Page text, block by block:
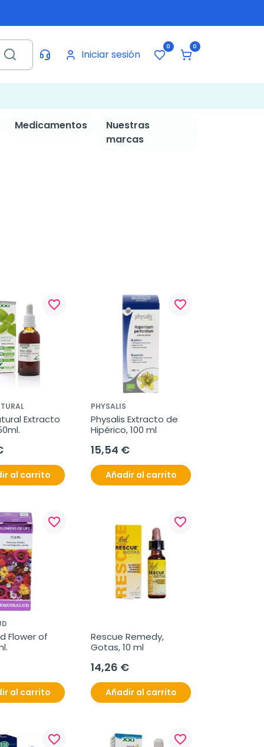
Iniciar sesión
0 0
Medicamentos
Nuestras
marcas
favorite_border
Extracto
al carrito
favorite_border
PHYSALIS
Physalis Extracto de
Hipérico, 100 ml
15,54 €
Añadir al carrito
favorite_border
Flower of
al carrito
favorite_border
Rescue Remedy,
Gotas, 10 ml
14,26 €
Añadir al carrito
favorite_border favorite_border